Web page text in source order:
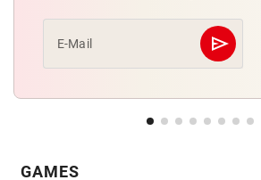
E-Mail send
GAMES